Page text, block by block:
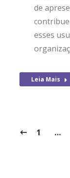
de
esses
Leia Mais
1 …